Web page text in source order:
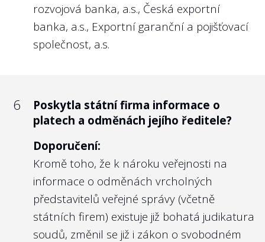
rozvojová banka, a.s., Česká exportní
banka, a.s., Exportní garanční a pojišťovací
společnost, a.s.
6
Poskytla státní firma informace o
platech a odměnách jejího ředitele?
Doporučení:
Kromě toho, že k nároku veřejnosti na
informace o odměnách vrcholných
představitelů veřejné správy (včetně
státních firem) existuje již bohatá judikatura
soudů, změnil se již i zákon o svobodném